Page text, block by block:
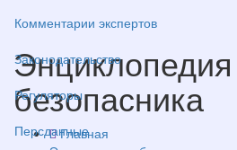
Комментарии экспертов
Законодательство
Регуляторы
Персданные
Энциклопедия
безопасника
Главная